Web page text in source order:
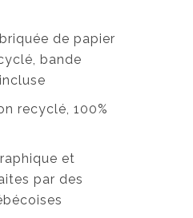
de papier
bande
recyclé, 100%
et
par des